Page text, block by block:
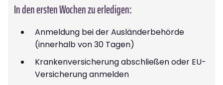
In den ersten Wochen zu erledigen:
Anmeldung bei der Ausländerbehörde
(innerhalb von 30 Tagen)
Krankenversicherung abschließen oder EU-
Versicherung anmelden